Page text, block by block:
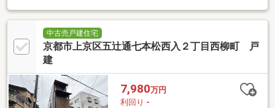
中古売戸建住宅
京都市上京区五辻通七本松西入２丁目西柳町 戸
建
7,980万円
利回り -